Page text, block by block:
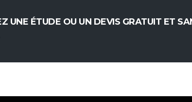
UNE ÉTUDE OU UN DEVIS GRATUIT ET